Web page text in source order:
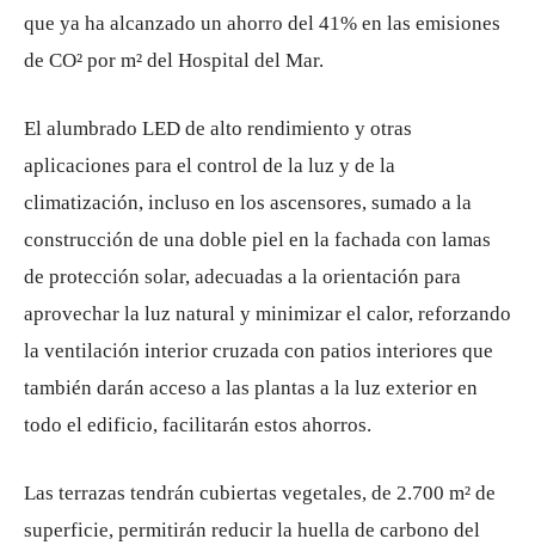
que ya ha alcanzado un ahorro del 41% en las emisiones
de CO² por m² del Hospital del Mar.
El alumbrado LED de alto rendimiento y otras
aplicaciones para el control de la luz y de la
climatización, incluso en los ascensores, sumado a la
construcción de una doble piel en la fachada con lamas
de protección solar, adecuadas a la orientación para
aprovechar la luz natural y minimizar el calor, reforzando
la ventilación interior cruzada con patios interiores que
también darán acceso a las plantas a la luz exterior en
todo el edificio, facilitarán estos ahorros.
Las terrazas tendrán cubiertas vegetales, de 2.700 m² de
superficie, permitirán reducir la huella de carbono del